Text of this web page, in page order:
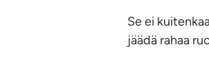
Se ei
jäädä rahaa